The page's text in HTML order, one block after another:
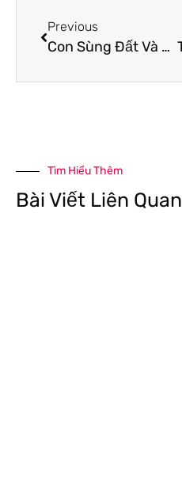
Previous
Con Sùng Đất Và Cách Diệt Sùng Đất Hại Cây Trồng Hiệu Quả
Tìm Hiểu Thêm
Bài Viết Liên Quan